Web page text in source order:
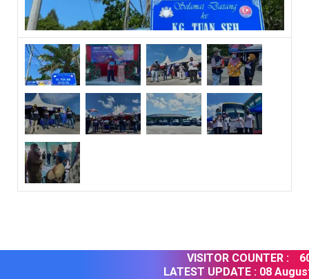
VISITOR COUNTER :
LATEST UPDATE :08 August